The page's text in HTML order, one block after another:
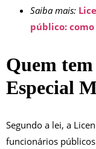
Saiba mais:
público:
Quem
Especial
Segundo a lei, a
funcionários